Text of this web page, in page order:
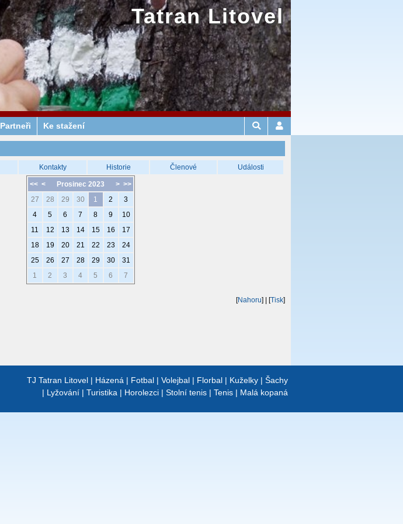
Tatran Litovel
Partneři Ke stažení
Kontakty Historie Členové Události
<< < > >>
Prosinec 2023
27
28 29 30 1 2
3
4
5 6 7 8 9
10
11
12 13 14 15 16
17
18
19 20 21 22 23
24
25
26 27 28 29 30
31
1
2 3 4 5 6 7
[Nahoru] | [Tisk]
TJ Tatran Litovel | Házená | Fotbal | Volejbal | Florbal | Kuželky | Šachy
| Lyžování | Turistika | Horolezci | Stolní tenis | Tenis | Malá kopaná